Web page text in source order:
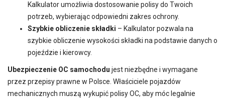
Kalkulator umożliwia dostosowanie polisy do Twoich
potrzeb, wybierając odpowiedni zakres ochrony.
Szybkie obliczenie składki – Kalkulator pozwala na
szybkie obliczenie wysokości składki na podstawie danych o
pojeździe i kierowcy.
Ubezpieczenie OC samochodu jest niezbędne i wymagane
przez przepisy prawne w Polsce. Właściciele pojazdów
mechanicznych muszą wykupić polisy OC, aby móc legalnie